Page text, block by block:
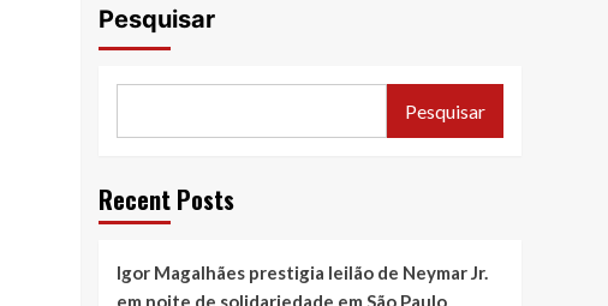
Pesquisar
Pesquisar
Recent Posts
Igor Magalhães prestigia leilão de Neymar Jr.
em noite de solidariedade em São Paulo